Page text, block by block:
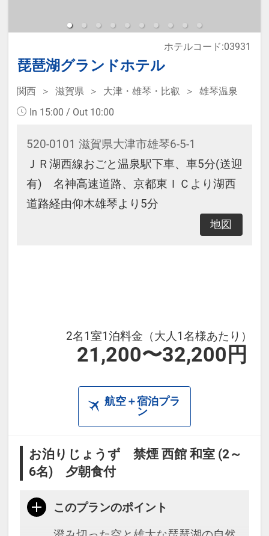
み可能です。
※宿泊税が必要な場合は現地払いと
なります。
本プランは価格変動制です。
予約のタイミングや空室状況により
代金が変動するため、閲覧時と予約
時で価格が異なる場合があります。
琵琶湖グランドホテル
ホテルコード:03931
関西 滋賀県 大津・雄琴・比叡
雄琴温泉
In 15:00 / Out 10:00
520-0101 滋賀県大津市雄琴6-5-1
ＪＲ湖西線おごと温泉駅下車、車5分(送迎
有) 名神高速道路、京都東ＩＣより湖西
道路経由仰木雄琴より5分
地図
2名1室1泊料金（大人1名様あたり）
21,200〜32,200円
航空＋宿泊プラ
ン
お泊りじょうず 禁煙 西館 和室 (2～
6名) 夕朝食付
このプランのポイント